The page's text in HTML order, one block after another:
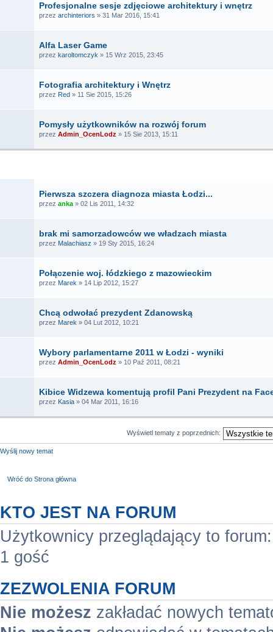
Profesjonalne sesje zdjęciowe architektury i wnętrz
przez archinteriors » 31 Mar 2016, 15:41
Alfa Laser Game
przez karoltomczyk » 15 Wrz 2015, 23:45
Fotografia architektury i Wnętrz
przez Red » 11 Sie 2015, 15:26
Pomysły użytkowników na rozwój forum
przez Admin_OcenLodz » 15 Sie 2013, 15:11
Pierwsza szczera diagnoza miasta Łodzi...
przez anka » 02 Lis 2011, 14:32
brak mi samorzadowców we władzach miasta
przez Malachiasz » 19 Sty 2015, 16:24
Połączenie woj. łódzkiego z mazowieckim
przez Marek » 14 Lip 2012, 15:27
Chcą odwołać prezydent Zdanowską
przez Marek » 04 Lut 2012, 10:21
Wybory parlamentarne 2011 w Łodzi - wyniki
przez Admin_OcenLodz » 10 Paź 2011, 08:21
Kibice Widzewa komentują profil Pani Prezydent na
przez Kasia » 04 Mar 2011, 16:16
Wyświetl tematy z poprzednich:
Wyślij nowy temat
Wróć do Strona główna
KTO JEST NA FORUM
Użytkownicy przeglądający to
1 gość
ZEZWOLENIA FORUM
Nie możesz zakładać nowych